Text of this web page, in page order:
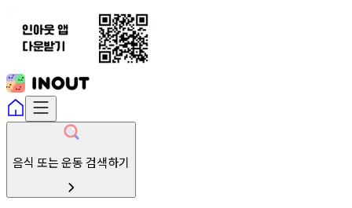
음식 또는 운동 검색하기